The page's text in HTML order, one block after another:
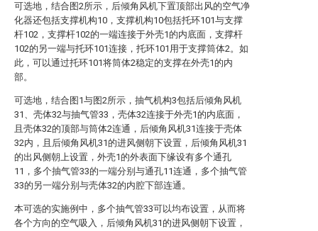
可选地，结合图2所示，后倾角风机下置顶部出风的空气净
化器还包括支撑机构10，支撑机构10包括托环101与支撑
杆102，支撑杆102的一端连接于外壳1的内底面，支撑杆
102的另一端与托环101连接，托环101用于支撑筒体2。如
此，可以通过托环101将筒体2稳定的支撑在外壳1的内
部。
可选地，结合图1与图2所示，抽气机构3包括后倾角风机
31、壳体32与抽气管33，壳体32连接于外壳1的内底面，
且壳体32的顶部与筒体2连通，后倾角风机31连接于壳体
32内，且后倾角风机31的进风侧朝下设置，后倾角风机31
的出风侧朝上设置，外壳1的外表面下缘设有多个通孔
11，多个抽气管33的一端分别与通孔11连通，多个抽气管
33的另一端分别与壳体32的内腔下部连通。
本可选的实施例中，多个抽气管33可以均布设置，从而将
各个方向的空气吸入，后倾角风机31的进风侧朝下设置，